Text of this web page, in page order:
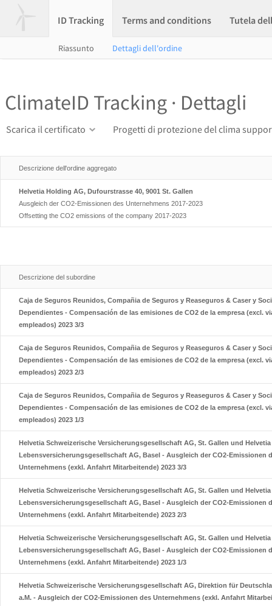
ID Tracking Terms and conditions Tutela
Riassunto Dettagli dell'ordine
ClimateID Tracking · Dettagli
Scarica il certificato Progetti di protezione del clima
Descrizione dell'ordine aggregato
Helvetia Holding AG, Dufourstrasse 40, 9001 St. Gallen
Ausgleich der CO2-Emissionen des Unternehmens 2017-2023
Offsetting the CO2 emissions of the company 2017-2023
Descrizione del subordine
Caja de Seguros Reunidos, Compañia de Seguros y Reaseguros & Caser y
Dependientes - Compensación de las emisiones de CO2 de la empresa (excl.
empleados) 2023 3/3
Caja de Seguros Reunidos, Compañia de Seguros y Reaseguros & Caser y
Dependientes - Compensación de las emisiones de CO2 de la empresa (excl.
empleados) 2023 2/3
Caja de Seguros Reunidos, Compañia de Seguros y Reaseguros & Caser y
Dependientes - Compensación de las emisiones de CO2 de la empresa (excl.
empleados) 2023 1/3
Helvetia Schweizerische Versicherungsgesellschaft AG, St. Gallen und
Lebensversicherungsgesellschaft AG, Basel - Ausgleich der CO2-Emissionen
Unternehmens (exkl. Anfahrt Mitarbeitende) 2023 3/3
Helvetia Schweizerische Versicherungsgesellschaft AG, St. Gallen und
Lebensversicherungsgesellschaft AG, Basel - Ausgleich der CO2-Emissionen
Unternehmens (exkl. Anfahrt Mitarbeitende) 2023 2/3
Helvetia Schweizerische Versicherungsgesellschaft AG, St. Gallen und
Lebensversicherungsgesellschaft AG, Basel - Ausgleich der CO2-Emissionen
Unternehmens (exkl. Anfahrt Mitarbeitende) 2023 1/3
Helvetia Schweizerische Versicherungsgesellschaft AG, Direktion für
a.M. - Ausgleich der CO2-Emissionen des Unternehmens (exkl. Anfahrt